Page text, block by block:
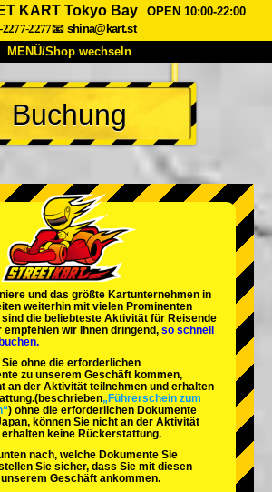
KART Tokyo Bay
OPEN 10:00-22:00
2277📧 shina@kart.st
MENÜ/Shop wechseln
START
Spezifikationen Preise
Buchung
Shop wechseln
Tokio Akihabara#1
Tokio Bucht
Osaka
Buchung
und das größte Kartunternehmen in
weiterhin mit vielen Prominenten
die beliebteste Aktivität für Reisende
empfehlen wir Ihnen dringend, so schnell
ohne die erforderlichen
zu unserem Geschäft kommen,
an der Aktivität teilnehmen und erhalten
(beschrieben„Führerschein zum
) ohne die erforderlichen Dokumente
können Sie nicht an der Aktivität
keine Rückerstattung.
nach, welche Dokumente Sie
Sie sicher, dass Sie mit diesen
Geschäft ankommen.